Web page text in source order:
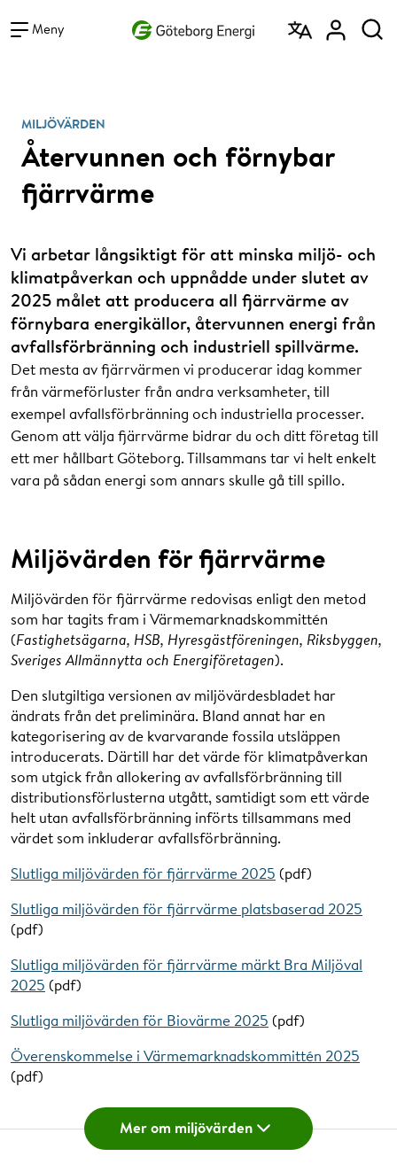
Meny
MILJÖVÄRDEN
Återvunnen och förnybar
fjärrvärme
Vi arbetar långsiktigt för att minska miljö- och
klimatpåverkan och uppnådde under slutet av
2025 målet att producera all fjärrvärme av
förnybara energikällor, återvunnen energi från
avfallsförbränning och industriell spillvärme.
Det mesta av fjärrvärmen vi producerar idag kommer
från värmeförluster från andra verksamheter, till
exempel avfallsförbränning och industriella processer.
Genom att välja fjärrvärme bidrar du och ditt företag till
ett mer hållbart Göteborg. Tillsammans tar vi helt enkelt
vara på sådan energi som annars skulle gå till spillo.
Miljövärden för fjärrvärme
Miljövärden för fjärrvärme redovisas enligt den metod
som har tagits fram i Värmemarknadskommittén
(Fastighetsägarna, HSB, Hyresgästföreningen, Riksbyggen,
Sveriges Allmännytta och Energiföretagen).
Den slutgiltiga versionen av miljövärdesbladet har
ändrats från det preliminära. Bland annat har en
kategorisering av de kvarvarande fossila utsläppen
introducerats. Därtill har det värde för klimatpåverkan
som utgick från allokering av avfallsförbränning till
distributionsförlusterna utgått, samtidigt som ett värde
helt utan avfallsförbränning införts tillsammans med
värdet som inkluderar avfallsförbränning.
Slutliga miljövärden för fjärrvärme 2025 (pdf)
Slutliga miljövärden för fjärrvärme platsbaserad 2025
(pdf)
Slutliga miljövärden för fjärrvärme märkt Bra Miljöval
2025 (pdf)
Slutliga miljövärden för Biovärme 2025 (pdf)
Överenskommelse i Värmemarknadskommittén 2025
(pdf)
Hur effektivt energin används
Mer om miljövärden